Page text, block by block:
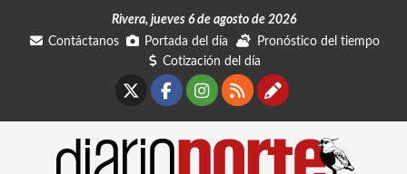
Rivera, jueves 6 de agosto de 2026
Contáctanos
Portada del día
Pronóstico del tiempo
Cotización del día
Facebook
Instagram
RSSContáctanos